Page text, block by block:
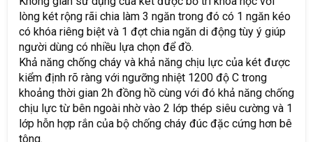
lòng két rộng rãi chia làm 3 ngăn trong đó có 1 ngăn kéo
có khóa riêng biệt và 1 đợt chia ngăn di động tùy ý giúp
người dùng có nhiều lựa chọn để đồ.
Khả năng chống cháy và khả năng chịu lực của két được
kiểm định rõ ràng với ngưỡng nhiệt 1200 độ C trong
khoảng thời gian 2h đồng hồ cùng với đó khả năng chống
chịu lực từ bên ngoài nhờ vào 2 lớp thép siêu cường và 1
lớp hỗn hợp rắn của bộ chống cháy đúc đặc cứng hơn bê
tông.